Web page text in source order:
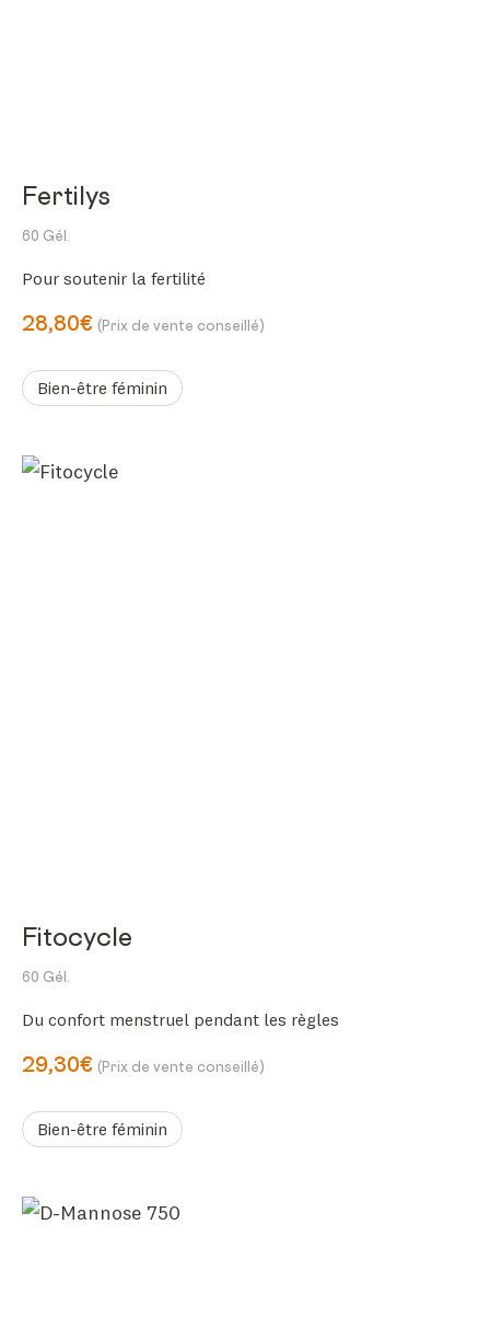
Fertilys
60 Gél.
Pour soutenir la fertilité
28,80€ (Prix de vente conseillé)
Bien-être féminin
Fitocycle
60 Gél.
Du confort menstruel pendant les règles
29,30€ (Prix de vente conseillé)
Bien-être féminin